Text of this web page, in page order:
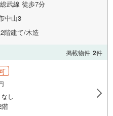
武線 徒歩7分
中山3
階建て/木造
掲載物件 2件
なし
階